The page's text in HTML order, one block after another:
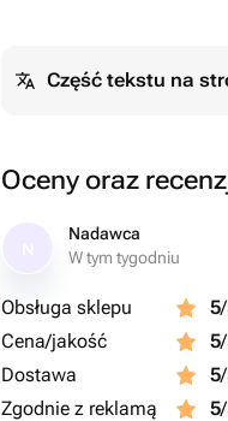
сообщением.
Część tekstu na
Oceny oraz
Nadawca
W tym tygodniu
Obsługa sklepu 5
Cena/jakość
5
Dostawa
5
Zgodnie z reklamą
5